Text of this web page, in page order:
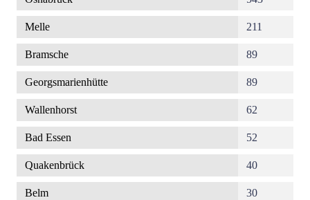
Melle 211
Bramsche 89
Georgsmarienhütte 89
Wallenhorst 62
Bad Essen 52
Quakenbrück 40
Belm 30